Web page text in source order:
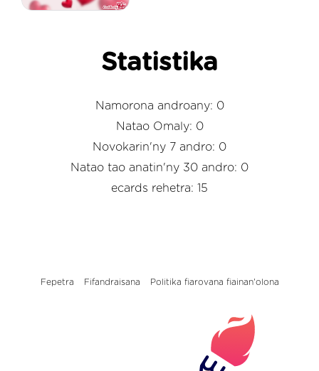
Statistika
Namorona androany: 0
Natao Omaly: 0
Novokarin'ny 7 andro: 0
Natao tao anatin'ny 30 andro: 0
ecards rehetra: 15
Fepetra Fifandraisana Politika fiarovana fiainan'olona